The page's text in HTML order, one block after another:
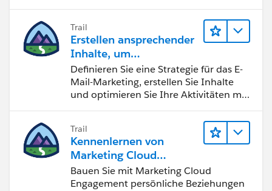
Trail
Erstellen ansprechender
Inhalte, um
Marketingziele zu
erreichen
Definieren Sie eine Strategie für das E-
Mail-Marketing, erstellen Sie Inhalte
und optimieren Sie Ihre Aktivitäten mit
Trail
Kennenlernen von
Marketing Cloud
Engagement
Bauen Sie mit Marketing Cloud
Engagement persönliche Beziehungen